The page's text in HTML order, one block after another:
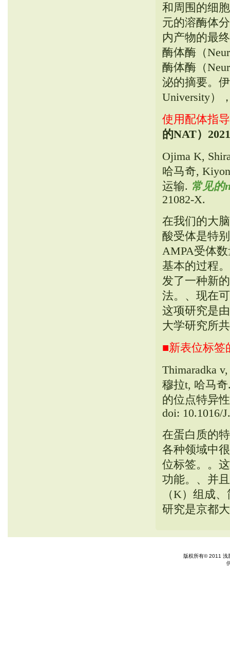
和周围的细
元的溶酶体
内产物的最
酶体酶（
酶体酶（
泌的摘要。
University）
使用配体指
的NAT）
Ojima K,
哈马奇,
运输. 常见的
21082-X.
在我们的大
酸受体是特
AMPA受体
基本的过程
发了一种新
法。、现在
这项研究是
大学研究所
■新表位标签
Thimaradka
穆拉t, 哈马
的位点特异
doi: 10.1016/
在蛋白质的
各种领域中
位标签。。
功能。、并
（K）组成
研究是京都
版权所有© 2011 浅